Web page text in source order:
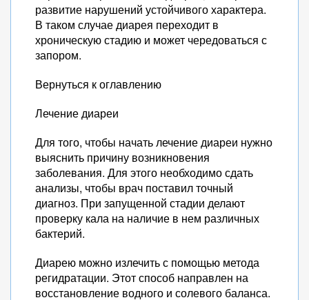
развитие нарушений устойчивого характера.
В таком случае диарея переходит в
хроническую стадию и может чередоваться с
запором.
Вернуться к оглавлению
Лечение диареи
Для того, чтобы начать лечение диареи нужно
выяснить причину возникновения
заболевания. Для этого необходимо сдать
анализы, чтобы врач поставил точный
диагноз. При запущенной стадии делают
проверку кала на наличие в нем различных
бактерий.
Диарею можно излечить с помощью метода
регидратации. Этот способ направлен на
восстановление водного и солевого баланса.